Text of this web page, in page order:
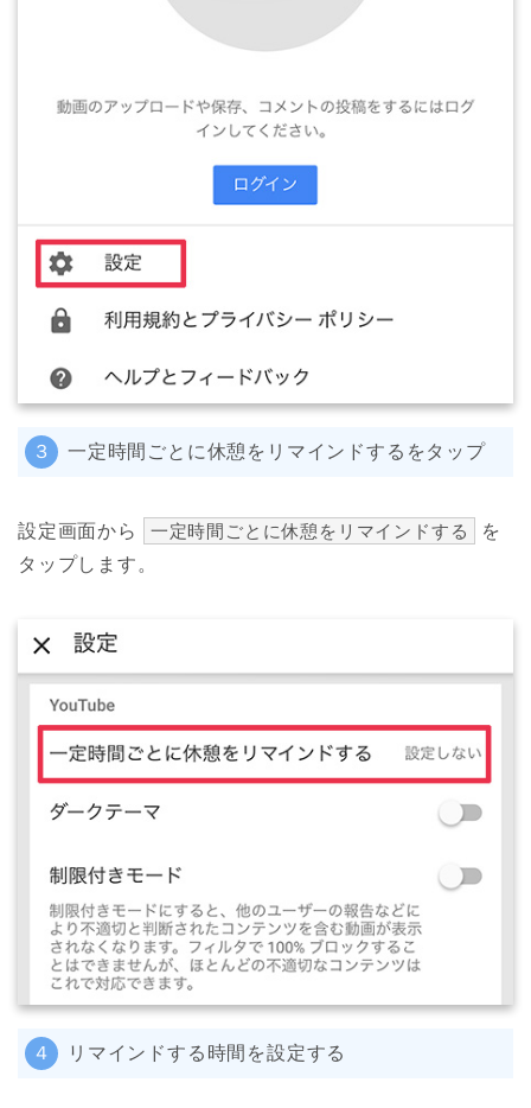
３ 一定時間ごとに休憩をリマインドするをタップ
設定画面から 一定時間ごとに休憩をリマインドする
を
タップします。
４ リマインドする時間を設定する